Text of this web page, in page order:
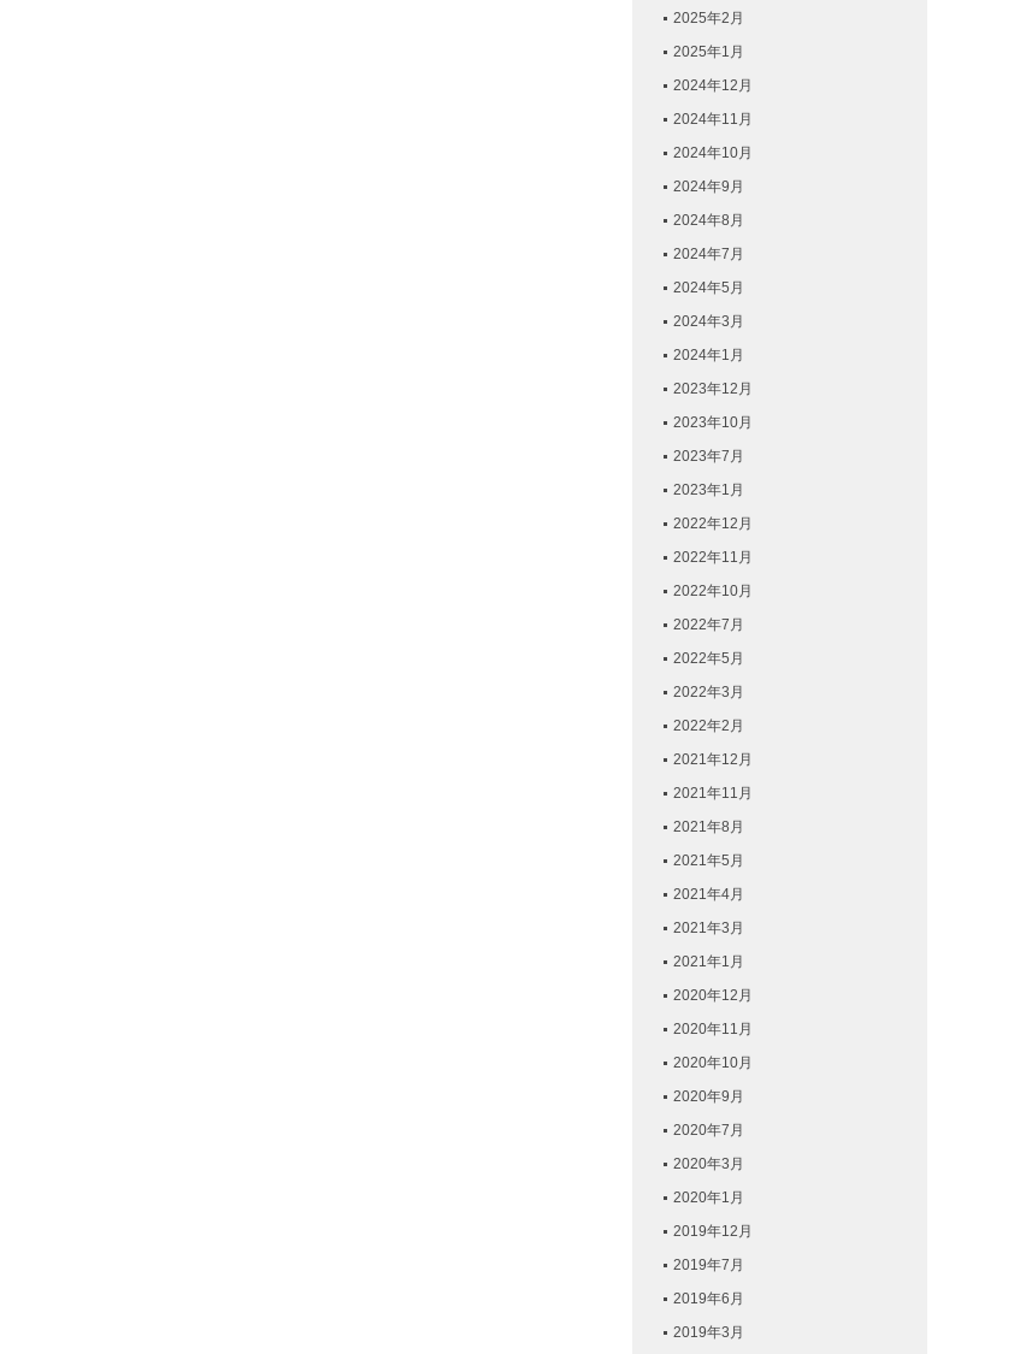
2025年2月
2025年1月
2024年12月
2024年11月
2024年10月
2024年9月
2024年8月
2024年7月
2024年5月
2024年3月
2024年1月
2023年12月
2023年10月
2023年7月
2023年1月
2022年12月
2022年11月
2022年10月
2022年7月
2022年5月
2022年3月
2022年2月
2021年12月
2021年11月
2021年8月
2021年5月
2021年4月
2021年3月
2021年1月
2020年12月
2020年11月
2020年10月
2020年9月
2020年7月
2020年3月
2020年1月
2019年12月
2019年7月
2019年6月
2019年3月